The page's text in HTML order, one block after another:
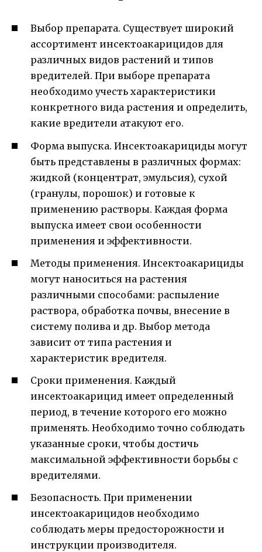
Выбор препарата. Существует широкий
ассортимент инсектоакарицидов для
различных видов растений и типов
вредителей. При выборе препарата
необходимо учесть характеристики
конкретного вида растения и определить,
какие вредители атакуют его.
Форма выпуска. Инсектоакарициды могут
быть представлены в различных формах:
жидкой (концентрат, эмульсия), сухой
(гранулы, порошок) и готовые к
применению растворы. Каждая форма
выпуска имеет свои особенности
применения и эффективности.
Методы применения. Инсектоакарициды
могут наноситься на растения
различными способами: распыление
раствора, обработка почвы, внесение в
систему полива и др. Выбор метода
зависит от типа растения и
характеристик вредителя.
Сроки применения. Каждый
инсектоакарицид имеет определенный
период, в течение которого его можно
применять. Необходимо точно соблюдать
указанные сроки, чтобы достичь
максимальной эффективности борьбы с
вредителями.
Безопасность. При применении
инсектоакарицидов необходимо
соблюдать меры предосторожности и
инструкции производителя.